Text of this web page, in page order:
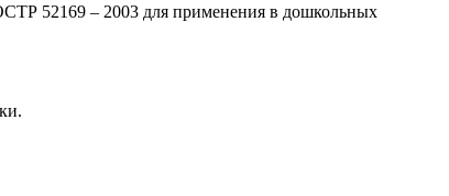
52169 – 2003 для применения в дошкольных